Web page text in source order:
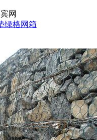
网
绿格网箱